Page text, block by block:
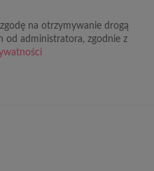
na otrzymywanie drogą
od administratora, zgodnie z